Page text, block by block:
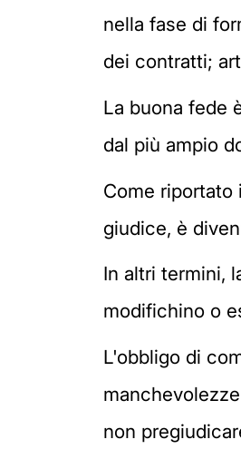
nella fase di
dei contratti;
La buona fede
dal più ampio
Come riportato
giudice, è
In altri termini,
modifichino o
L'obbligo di
non